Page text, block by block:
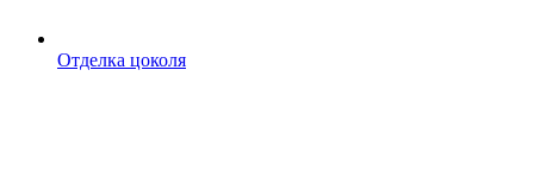
Отделка цоколя